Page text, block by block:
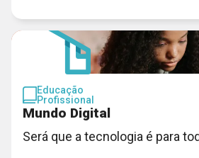
Educação
Profissional
Mundo Digital
Será que a tecnologia é para